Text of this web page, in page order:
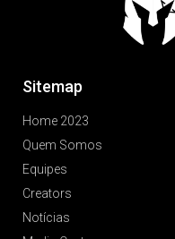
Sitemap
Home 2023
Quem Somos
Equipes
Creators
Notícias